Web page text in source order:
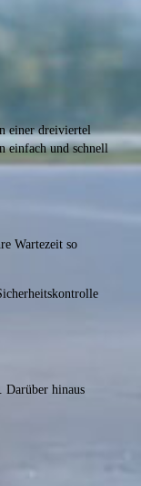
einer dreiviertel
einfach und schnell
Wartezeit so
Darüber hinaus